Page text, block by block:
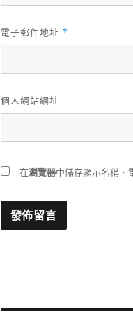
電子郵件地址 *
個人網站網址
在瀏覽器中儲存顯示名稱、